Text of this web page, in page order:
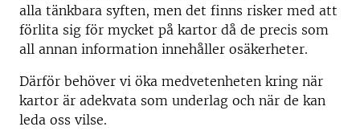
alla tänkbara syften, men det finns risker med att
förlita sig för mycket på kartor då de precis som
all annan information innehåller osäkerheter.
Därför behöver vi öka medvetenheten kring när
kartor är adekvata som underlag och när de kan
leda oss vilse.